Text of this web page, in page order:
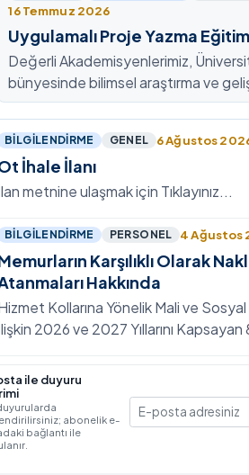
16 Temmuz 2026
Uygulamalı Proje Yazma
Değerli Akademisyenlerimiz,
bünyesinde bilimsel araştırma ve
kültürünü güçlendirmek, ulusal ve
fon mekanizmala…
BILGILENDIRME GENEL 6 Ağustos
İhale İlanı
metnine ulaşmak için Tıklayınız...
BILGILENDIRME PERSONEL 4 Ağustos
Karşılıklı Olarak
Hakkında
Kollarına Yönelik Mali ve
2026 ve 2027 Yıllarını
Hizmet…
BILGILENDIRME
Uluslararası İlişkiler
bilgi ve başvuru için Tıklayınız...
ile duyuru
abonelik e-
bağlantı ile
E-posta